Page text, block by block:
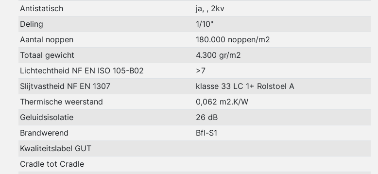
Antistatisch
ja, , 2kv
Deling
1/10"
Aantal noppen
180.000 noppen/m2
Totaal gewicht
4.300 gr/m2
Lichtechtheid NF EN ISO 105-B02
>7
Slijtvastheid NF EN 1307
klasse 33 LC 1+ Rolstoel A
Thermische weerstand
0,062 m2.K/W
Geluidsisolatie
26 dB
Brandwerend
Bfl-S1
Kwaliteitslabel GUT
Cradle tot Cradle